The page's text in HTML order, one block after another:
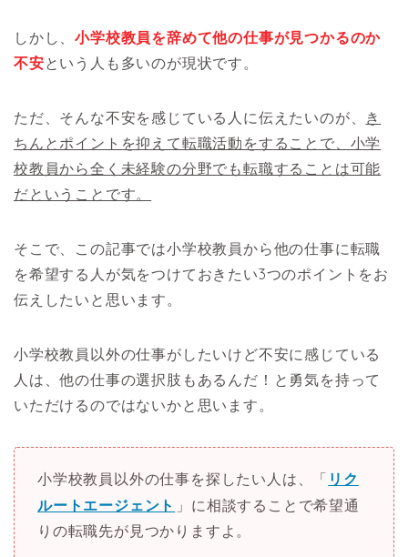
しかし、小学校教員を辞めて他の仕事が見つかるのか
不安という人も多いのが現状です。
ただ、そんな不安を感じている人に伝えたいのが、 き
ちんとポイントを抑えて転職活動をすることで、小学
校教員から全く未経験の分野でも転職することは可能
だということです。
そこで、この記事では小学校教員から他の仕事に転職
を希望する人が気をつけておきたい3つのポイントをお
伝えしたいと思います。
小学校教員以外の仕事がしたいけど不安に感じている
人は、他の仕事の選択肢もあるんだ！と勇気を持って
いただけるのではないかと思います。
小学校教員以外の仕事を探したい人は、「 リク
ルートエージェント 」に相談することで希望通
りの転職先が見つかりますよ。